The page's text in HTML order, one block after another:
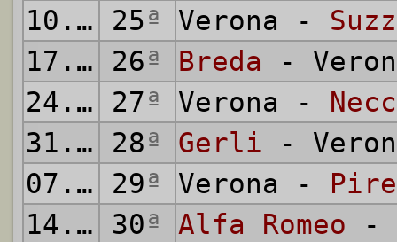
10.05.1942
25ª Verona -
17.05.1942
26ª Breda -
24.05.1942
27ª Verona -
31.05.1942
28ª Gerli -
07.06.1942
29ª Verona -
14.06.1942
30ª Alfa Romeo -